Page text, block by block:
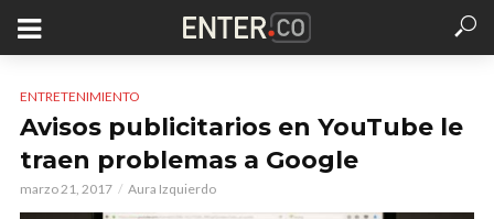
ENTRETENIMIENTO
Avisos publicitarios en YouTube le
traen problemas a Google
marzo 21, 2017 Aura Izquierdo